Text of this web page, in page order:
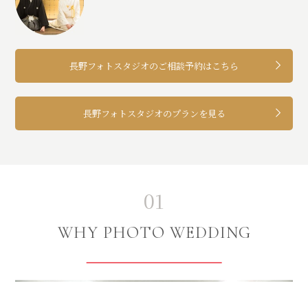
長野フォトスタジオのご相談予約はこちら
長野フォトスタジオのプランを見る
01
WHY PHOTO WEDDING